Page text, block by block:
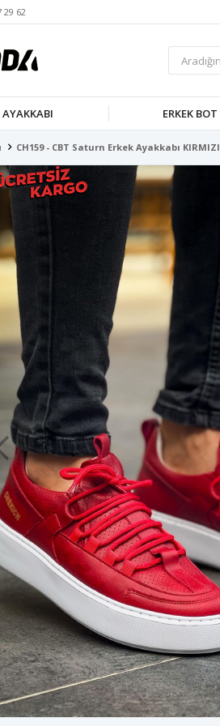
29 62
AYAKKABI ERKEK BOT
CH159 - CBT Saturn Erkek Ayakkabı KIRMIZI